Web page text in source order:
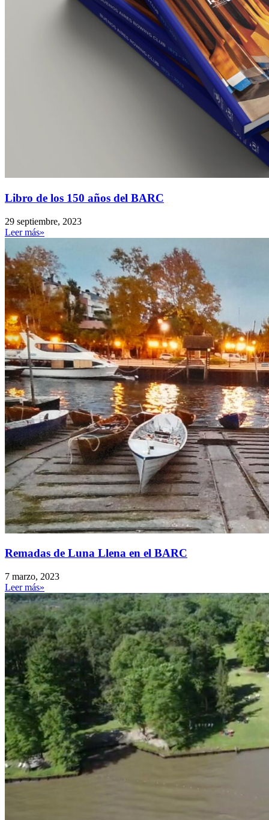
Libro de los 150 años del BARC
29 septiembre, 2023
Leer más»
Remadas de Luna Llena en el BARC
7 marzo, 2023
Leer más»